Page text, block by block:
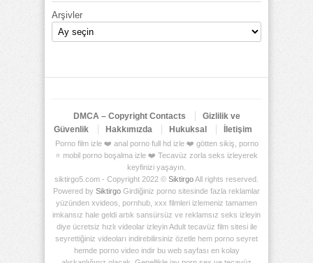
Arşivler
DMCA – Copyright Contacts
Gizlilik ve
Güvenlik
Hakkımızda Hukuksal İletişim
Porno film izle ❤️ anal porno full hd izle ❤️ götten sikiş, porno
⭐ mobil porno boşalma izle ❤️ Tecavüz zorla seks izleyerek
keyfinizi yaşayın.
siktirgo5.com - Copyright 2022 © SiktirgoAll rights reserved.
Powered by Siktirgo Girdiğiniz porno sitesinde fazla reklamlar
yüzünden xvideos, pornhub, xxx filmleri izlemeniz tamamen
imkansız hale geldi artık sansürsüz ve reklamsız seks izleyin
diye ücretsiz hızlı videolar izleyin Adult tecavüz film sitesi ile
seyrettiğiniz videoları indirebilirsiniz özetle hem porno seyret
hemde porno video indir bu web sayfası en kolay